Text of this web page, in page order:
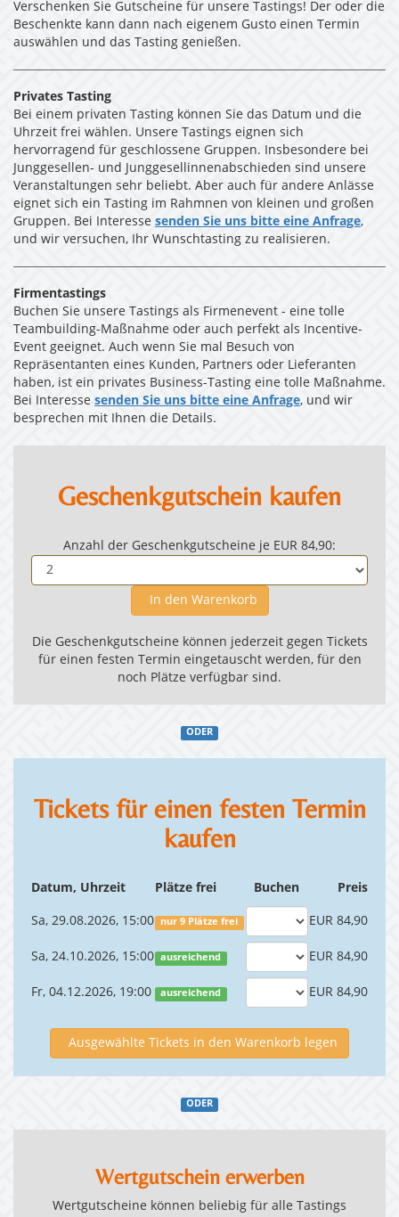
Verschenken Sie Gutscheine für unsere Tastings! Der oder die
Beschenkte kann dann nach eigenem Gusto einen Termin
auswählen und das Tasting genießen.
Privates Tasting
Bei einem privaten Tasting können Sie das Datum und die
Uhrzeit frei wählen. Unsere Tastings eignen sich
hervorragend für geschlossene Gruppen. Insbesondere bei
Junggesellen- und Junggesellinnenabschieden sind unsere
Veranstaltungen sehr beliebt. Aber auch für andere Anlässe
eignet sich ein Tasting im Rahmnen von kleinen und großen
Gruppen. Bei Interesse senden Sie uns bitte eine Anfrage,
und wir versuchen, Ihr Wunschtasting zu realisieren.
Firmentastings
Buchen Sie unsere Tastings als Firmenevent - eine tolle
Teambuilding-Maßnahme oder auch perfekt als Incentive-
Event geeignet. Auch wenn Sie mal Besuch von
Repräsentanten eines Kunden, Partners oder Lieferanten
haben, ist ein privates Business-Tasting eine tolle Maßnahme.
Bei Interesse senden Sie uns bitte eine Anfrage, und wir
besprechen mit Ihnen die Details.
Geschenkgutschein kaufen
Anzahl der Geschenkgutscheine je EUR 84,90:
In den Warenkorb
Die Geschenkgutscheine können jederzeit gegen Tickets
für einen festen Termin eingetauscht werden, für den
noch Plätze verfügbar sind.
ODER
Tickets für einen festen Termin
kaufen
Datum, Uhrzeit Plätze frei Buchen Preis
Sa, 29.08.2026, 15:00 nur 9 Plätze frei EUR 84,90
Sa, 24.10.2026, 15:00 ausreichend EUR 84,90
Fr, 04.12.2026, 19:00 ausreichend EUR 84,90
Ausgewählte Tickets in den Warenkorb legen
ODER
Wertgutschein erwerben
Wertgutscheine können beliebig für alle Tastings